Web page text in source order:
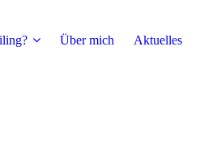
Über mich Aktuelles